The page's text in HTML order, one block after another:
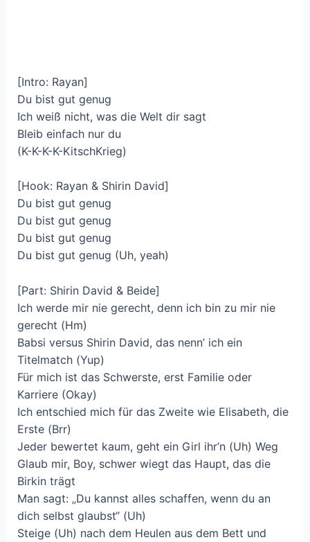
[Intro: Rayan]
Du bist gut genug
Ich weiß nicht, was die Welt dir sagt
Bleib einfach nur du
(K-K-K-K-KitschKrieg)
[Hook: Rayan & Shirin David]
Du bist gut genug
Du bist gut genug
Du bist gut genug
Du bist gut genug (Uh, yeah)
[Part: Shirin David & Beide]
Ich werde mir nie gerecht, denn ich bin zu mir nie
gerecht (Hm)
Babsi versus Shirin David, das nenn’ ich ein
Titelmatch (Yup)
Für mich ist das Schwerste, erst Familie oder
Karriere (Okay)
Ich entschied mich für das Zweite wie Elisabeth, die
Erste (Brr)
Jeder bеwertet kaum, geht еin Girl ihr’n (Uh) Weg
Glaub mir, Boy, schwer wiegt das Haupt, das die
Birkin trägt
Man sagt: „Du kannst alles schaffen, wenn du an
dich selbst glaubst“ (Uh)
Steige (Uh) nach dem Heulen aus dem Bett und